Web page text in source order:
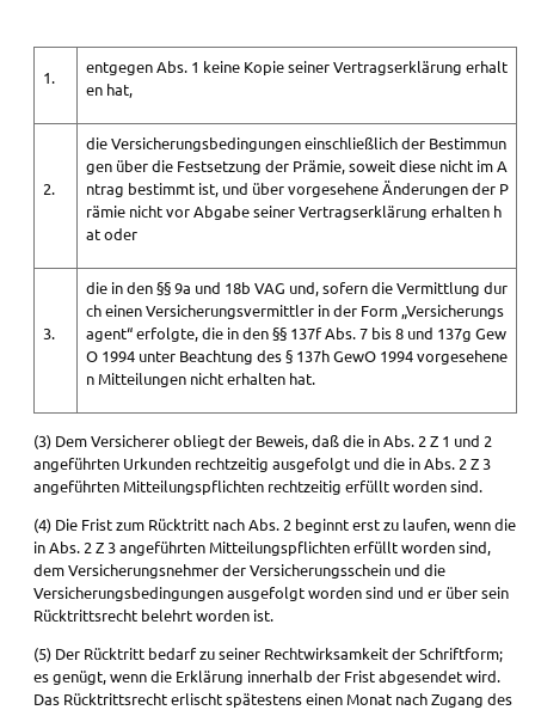
1.
entgegen Abs. 1 keine Kopie seiner Vertragserklärung erhalt
en hat,
2.
die Versicherungsbedingungen einschließlich der Bestimmun
gen über die Festsetzung der Prämie, soweit diese nicht im A
ntrag bestimmt ist, und über vorgesehene Änderungen der P
rämie nicht vor Abgabe seiner Vertragserklärung erhalten h
at oder
3.
die in den §§ 9a und 18b VAG und, sofern die Vermittlung dur
ch einen Versicherungsvermittler in der Form „Versicherungs
agent“ erfolgte, die in den §§ 137f Abs. 7 bis 8 und 137g Gew
O 1994 unter Beachtung des § 137h GewO 1994 vorgesehene
n Mitteilungen nicht erhalten hat.
(3) Dem Versicherer obliegt der Beweis, daß die in Abs. 2 Z 1 und 2
angeführten Urkunden rechtzeitig ausgefolgt und die in Abs. 2 Z 3
angeführten Mitteilungspflichten rechtzeitig erfüllt worden sind.
(4) Die Frist zum Rücktritt nach Abs. 2 beginnt erst zu laufen, wenn die
in Abs. 2 Z 3 angeführten Mitteilungspflichten erfüllt worden sind,
dem Versicherungsnehmer der Versicherungsschein und die
Versicherungsbedingungen ausgefolgt worden sind und er über sein
Rücktrittsrecht belehrt worden ist.
(5) Der Rücktritt bedarf zu seiner Rechtwirksamkeit der Schriftform;
es genügt, wenn die Erklärung innerhalb der Frist abgesendet wird.
Das Rücktrittsrecht erlischt spätestens einen Monat nach Zugang des